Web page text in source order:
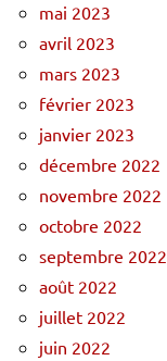
mai 2023
avril 2023
mars 2023
février 2023
janvier 2023
décembre 2022
novembre 2022
octobre 2022
septembre 2022
août 2022
juillet 2022
juin 2022